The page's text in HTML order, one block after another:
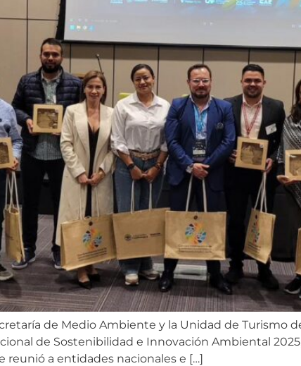
de Medio Ambiente y la Unidad de Turismo
de Sostenibilidad e Innovación Ambiental
reunió a entidades nacionales e […]